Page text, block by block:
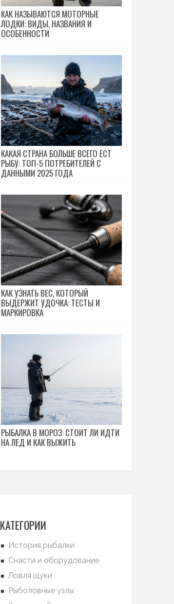
КАК НАЗЫВАЮТСЯ МОТОРНЫЕ
ЛОДКИ: ВИДЫ, НАЗВАНИЯ И
ОСОБЕННОСТИ
КАКАЯ СТРАНА БОЛЬШЕ ВСЕГО ЕСТ
РЫБУ: ТОП-5 ПОТРЕБИТЕЛЕЙ С
ДАННЫМИ 2025 ГОДА
КАК УЗНАТЬ ВЕС, КОТОРЫЙ
ВЫДЕРЖИТ УДОЧКА: ТЕСТЫ И
МАРКИРОВКА
РЫБАЛКА В МОРОЗ: СТОИТ ЛИ ИДТИ
НА ЛЕД И КАК ВЫЖИТЬ
КАТЕГОРИИ
История рыбалки
Снасти и оборудование
Ловля щуки
Рыболовные узлы